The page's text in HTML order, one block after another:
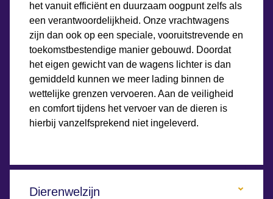
het vanuit efficiënt en duurzaam oogpunt zelfs als
een verantwoordelijkheid. Onze vrachtwagens
zijn dan ook op een speciale, vooruitstrevende en
toekomstbestendige manier gebouwd. Doordat
het eigen gewicht van de wagens lichter is dan
gemiddeld kunnen we meer lading binnen de
wettelijke grenzen vervoeren. Aan de veiligheid
en comfort tijdens het vervoer van de dieren is
hierbij vanzelfsprekend niet ingeleverd.
Dierenwelzijn